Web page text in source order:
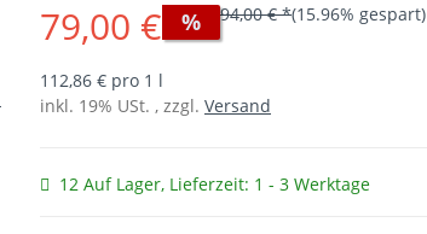
79,00 € % 94,00 € *(15.96% gespart)
112,86 € pro 1 l
inkl. 19% USt. , zzgl. Versand
12 Auf Lager, Lieferzeit: 1 - 3 Werktage